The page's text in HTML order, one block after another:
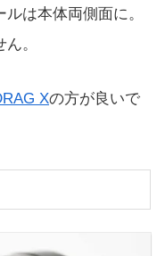
は本体両側面に。
。
Xの方が良いで